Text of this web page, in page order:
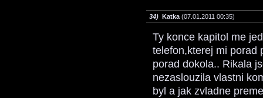
34) Katka (07.01.2011 00:35)
Ty konce kapitol me
telefon,kterej mi porad
porad dokola.. Rikala
nezaslouzila vlastni
byl a jak zvladne